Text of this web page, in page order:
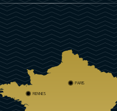
PARIS
RENNES